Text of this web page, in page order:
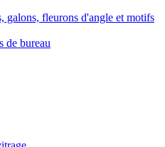
galons, fleurons d'angle et motifs
de bureau